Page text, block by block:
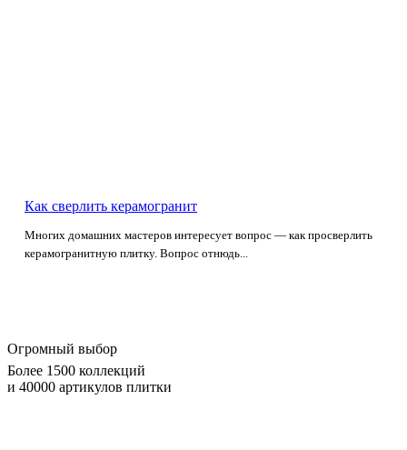
Как сверлить керамогранит
Многих домашних мастеров интересует вопрос — как просверлить
керамогранитную плитку. Вопрос отнюдь...
Огромный выбор
Более 1500 коллекций
и 40000 артикулов плитки